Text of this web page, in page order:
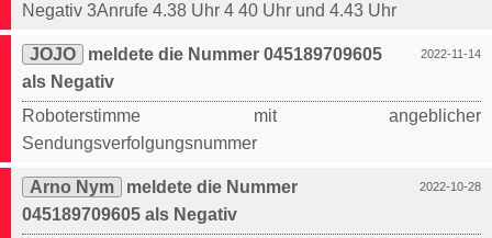
Negativ 3Anrufe 4.38 Uhr 4 40 Uhr und 4.43 Uhr
2022-11-14
JOJO
meldete die Nummer 045189709605
als Negativ
Roboterstimme mit angeblicher
Sendungsverfolgungsnummer
2022-10-28
Arno Nym
meldete die Nummer
045189709605 als Negativ